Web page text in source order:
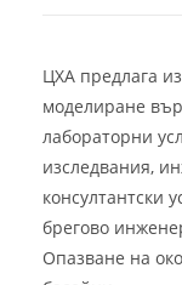
ЦХА предлага
моделиране
лабораторни
изследвания,
консултантски
брегово
Опазване на